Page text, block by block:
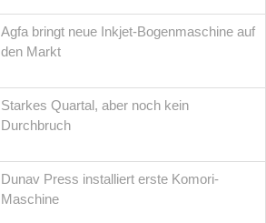
Agfa bringt neue Inkjet-Bogenmaschine auf
den Markt
Starkes Quartal, aber noch kein
Durchbruch
Dunav Press installiert erste Komori-
Maschine